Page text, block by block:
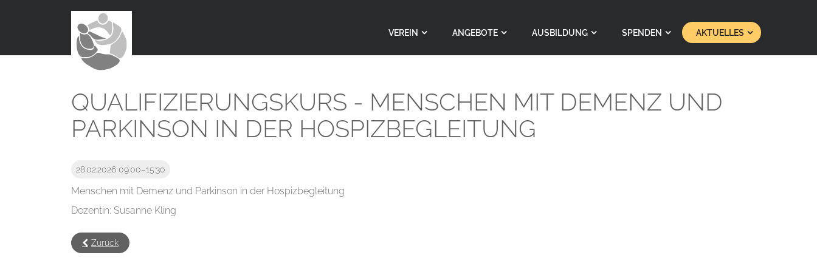
VEREIN ANGEBOTE AUSBILDUNG SPENDEN AKTUELLES
QUALIFIZIERUNGSKURS - MENSCHEN MIT DEMENZ UND
PARKINSON IN DER HOSPIZBEGLEITUNG
28.02.2026 09:00–15:30
Menschen mit Demenz und Parkinson in der Hospizbegleitung
Dozentin: Susanne Kling
Zurück